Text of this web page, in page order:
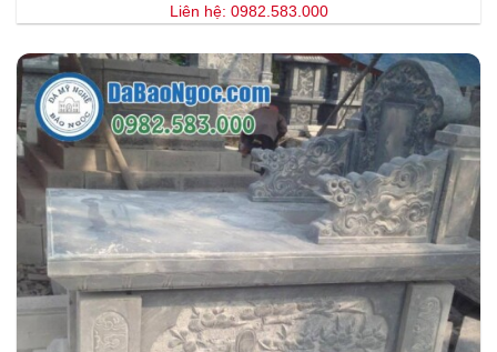
Liên hệ: 0982.583.000